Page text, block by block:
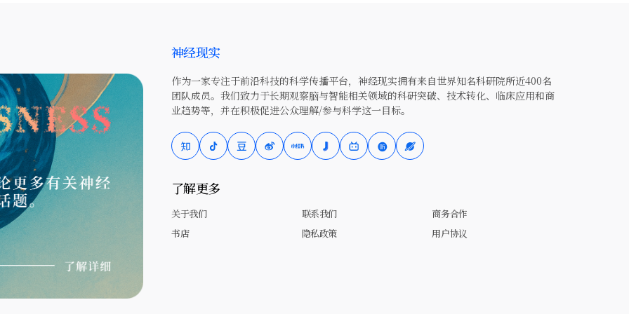
神经现实
作为一家专注于前沿科技的科学传播平台，神经现实拥有来自世界知名科研院所近400名
团队成员。我们致力于长期观察脑与智能相关领域的科研突破、技术转化、临床应用和商
业趋势等，并在积极促进公众理解/参与科学这一目标。
了解更多
关于我们 联系我们
商务合作
书店
隐私政策 用户协议